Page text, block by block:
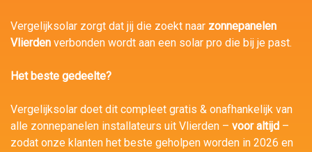
Vergelijksolar zorgt dat jij die zoekt naar zonnepanelen
Vlierden verbonden wordt aan een solar pro die bij je past.
Het beste gedeelte?
Vergelijksolar doet dit compleet gratis & onafhankelijk van
alle zonnepanelen installateurs uit Vlierden – voor altijd –
zodat onze klanten het beste geholpen worden in 2026 en